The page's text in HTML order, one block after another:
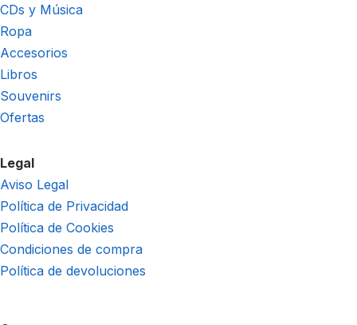
CDs y Música
Ropa
Accesorios
Libros
Souvenirs
Ofertas
Legal
Aviso Legal
Política de Privacidad
Política de Cookies
Condiciones de compra
Política de devoluciones